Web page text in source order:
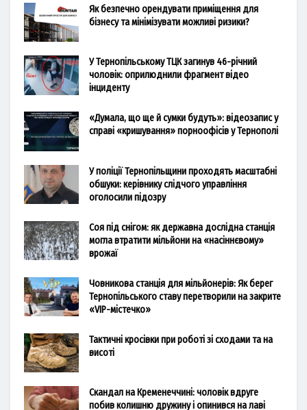
Як безпечно орендувати приміщення для
бізнесу та мінімізувати можливі ризики?
У Тернопільському ТЦК загинув 46-річний
чоловік: оприлюднили фрагмент відео
інциденту
«Думала, що ще й сумки будуть»: відеозапис у
справі «кришування» порноофісів у Тернополі
У поліції Тернопільщини проходять масштабні
обшуки: керівнику слідчого управління
оголосили підозру
Соя під снігом: як державна дослідна станція
могла втратити мільйони на «насіннєвому»
врожаї
Човникова станція для мільйонерів: Як берег
Тернопільського ставу перетворили на закрите
«VIP-містечко»
Тактичні кросівки при роботі зі сходами та на
висоті
Скандал на Кременеччині: чоловік вдруге
побив колишню дружину і опинився на лаві